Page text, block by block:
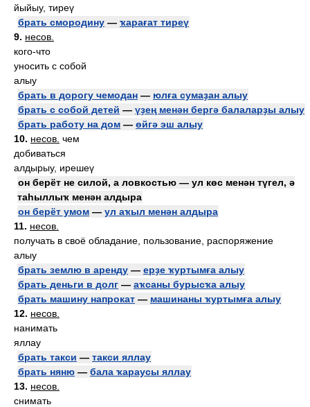
йыйыу, тиреү
брать смородину — ҡарағат тиреү
9. несов.
кого-что
уносить с собой
алыу
брать в дорогу чемодан — юлға сумаҙан алыу
брать с собой детей — үҙең менән бергә балаларҙы алыу
брать работу на дом — өйгә эш алыу
10. несов. чем
добиваться
алдырыу, ирешеү
он берёт не силой, а ловкостью — ул көс менән түгел, ә
таһыллыҡ менән алдыра
он берёт умом — ул аҡыл менән алдыра
11. несов.
получать в своё обладание, пользование, распоряжение
алыу
брать землю в аренду — ерҙе ҡуртымға алыу
брать деньги в долг — аҡсаны бурысҡа алыу
брать машину напрокат — машинаны ҡуртымға алыу
12. несов.
нанимать
яллау
брать такси — такси яллау
брать няню — бала ҡараусы яллау
13. несов.
снимать